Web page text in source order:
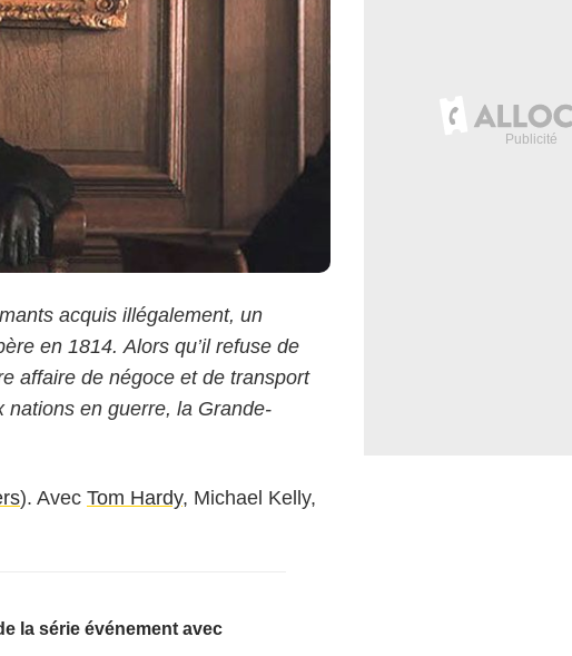
acquis illégalement, un
en 1814. Alors qu’il refuse de
affaire de négoce et de transport
nations en guerre, la Grande-
). Avec Tom Hardy, Michael Kelly,
la série événement avec